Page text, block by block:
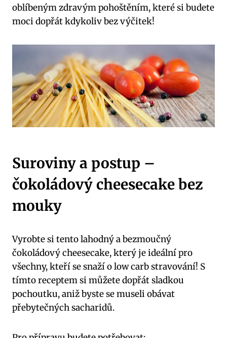
oblíbeným zdravým pohoštěním,⁤ které si⁣ budete
moci dopřát kdykoliv bez ⁢výčitek!
Suroviny ​a⁢ postup –
čokoládový‌ cheesecake ​bez
mouky
Vyrobte ⁤si tento lahodný ‍a bezmoučný⁣
čokoládový cheesecake,‍ který ‍je ideální pro
všechny,⁤ kteří se snaží o low carb‍ stravování! S
tímto⁢ receptem si můžete dopřát sladkou
pochoutku, aniž byste‍ se museli obávat
přebytečných sacharidů.